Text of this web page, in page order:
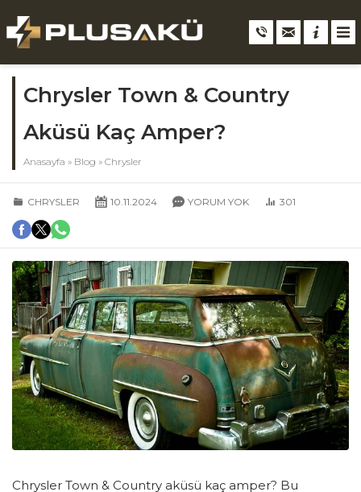
Chrysler Town & Country
Aküsü Kaç Amper?
Anasayfa » Blog » Chrysler
CHRYSLER 10.11.2024 YORUM YOK 301
Chrysler Town & Country aküsü kaç amper? Bu